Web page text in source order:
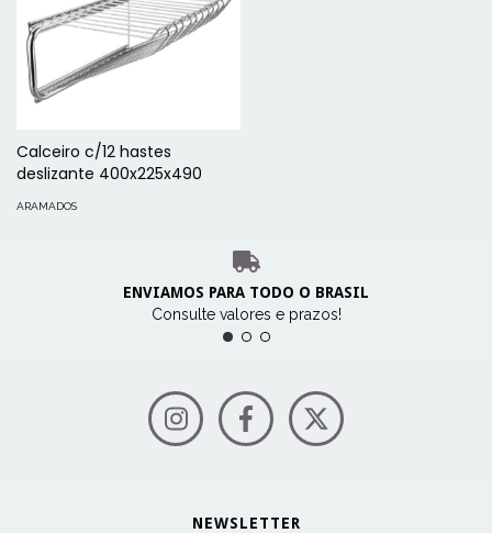
Calceiro c/12 hastes
deslizante 400x225x490
ARAMADOS
ENVIAMOS PARA TODO O BRASIL
Consulte valores e prazos!
NEWSLETTER